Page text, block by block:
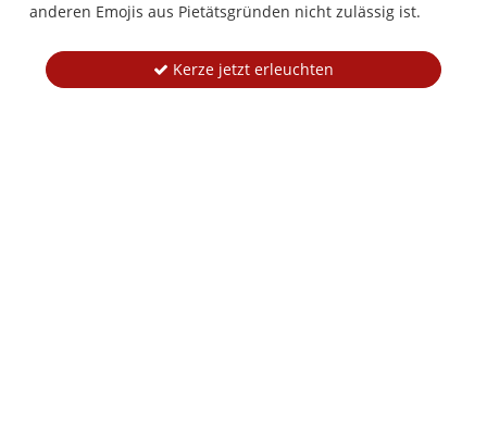
anderen Emojis aus Pietätsgründen nicht zulässig ist.
Kerze jetzt erleuchten